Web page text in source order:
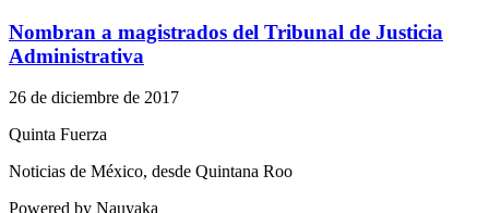
Nombran a magistrados del Tribunal de Justicia
Administrativa
26 de diciembre de 2017
Quinta Fuerza
Noticias de México, desde Quintana Roo
Powered by Nauyaka